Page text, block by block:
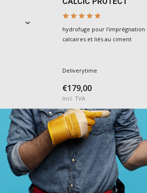
hydrofuge pour l'imprégnation
calcaires et liés au ciment
Deliverytime
€179,00
Incl. TVA